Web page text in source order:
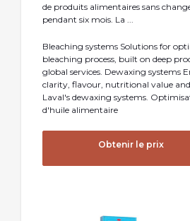
de produits alimentaires sans
pendant six mois. La ...
Bleaching systems Solutions for
bleaching process, built on deep
global services. Dewaxing systems
clarity, flavour, nutritional value
Laval's dewaxing systems.
d'huile alimentaire
Obtenir le prix